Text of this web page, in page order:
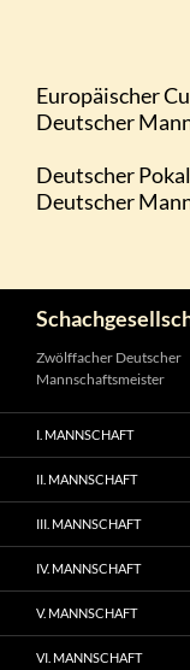
Zwölffacher Deutscher
Mannschaftsmeister
I. MANNSCHAFT
II. MANNSCHAFT
III. MANNSCHAFT
IV. MANNSCHAFT
V. MANNSCHAFT
VI. MANNSCHAFT